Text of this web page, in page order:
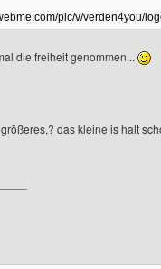
pic/v/verden4you/
die freiheit genommen...
das kleine is halt
Benutzers besuchen: